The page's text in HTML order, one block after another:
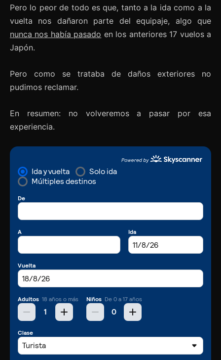
Pero lo peor de todo es que, tanto a la ida como a la
vuelta nos dañaron parte del equipaje, algo que
nunca nos había pasado en los anteriores 17 vuelos a
Japón.
Pero como se trataba de daños exteriores no
pudimos reclamar.
En resumen: no volveremos a pasar por esa
experiencia.